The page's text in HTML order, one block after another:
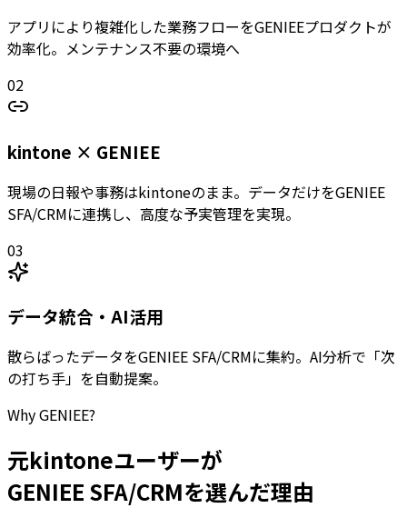
アプリにより複雑化した業務フローをGENIEEプロダクトが
効率化。メンテナンス不要の環境へ
02
kintone × GENIEE
現場の日報や事務はkintoneのまま。データだけをGENIEE
SFA/CRMに連携し、高度な予実管理を実現。
03
データ統合・AI活用
散らばったデータをGENIEE SFA/CRMに集約。AI分析で「次
の打ち手」を自動提案。
Why GENIEE?
元kintoneユーザーが
GENIEE SFA/CRMを選んだ理由